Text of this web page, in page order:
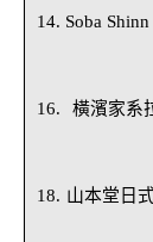
Soba
橫濱家系
山本堂日